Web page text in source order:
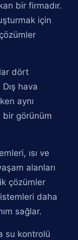
bir firmadır.
için
dört
hava
aynı
bir görünüm
ısı ve
alanları
çözümler
daha
sağlar.
su kontrolü